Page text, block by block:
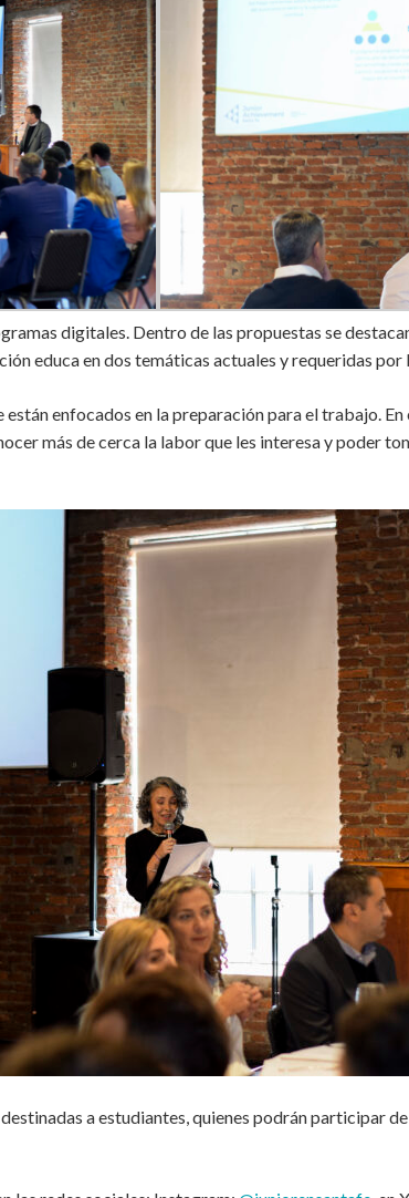
digitales. Dentro de las propuestas se
educa en dos temáticas actuales y requeridas
enfocados en la preparación para el trabajo. En
más de cerca la labor que les interesa y poder
a estudiantes, quienes podrán participar